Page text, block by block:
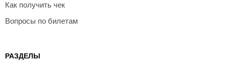
Как получить чек
Вопросы по билетам
РАЗДЕЛЫ